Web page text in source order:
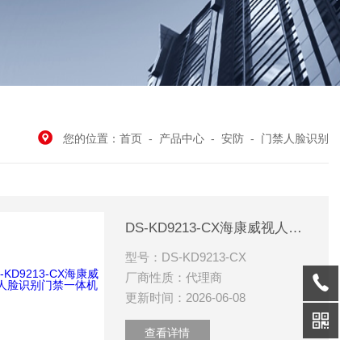
您的位置： 首页 - 产品中心 - 安防 - 门禁人脸识别
DS-KD9213-CX海康威视人脸识别门禁一体机
型号：DS-KD9213-CX
厂商性质：代理商
更新时间：2026-06-08
查看详情